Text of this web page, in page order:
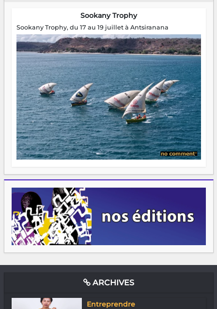
Sookany Trophy
Sookany Trophy, du 17 au 19 juillet à Antsiranana
ARCHIVES
Entreprendre